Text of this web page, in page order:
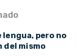
pero no
del mismo